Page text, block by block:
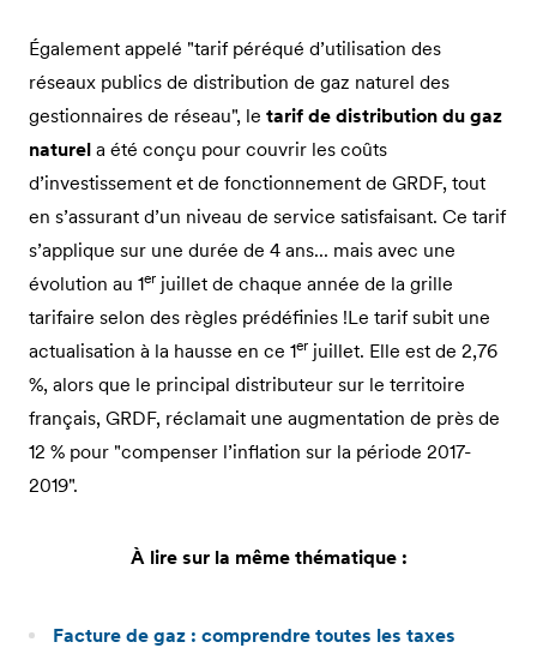
Également appelé "tarif péréqué d’utilisation des
réseaux publics de distribution de gaz naturel des
gestionnaires de réseau", le tarif de distribution du gaz
naturel a été conçu pour couvrir les coûts
d’investissement et de fonctionnement de GRDF, tout
en s’assurant d’un niveau de service satisfaisant. Ce tarif
s’applique sur une durée de 4 ans... mais avec une
évolution au 1er juillet de chaque année de la grille
tarifaire selon des règles prédéfinies !Le tarif subit une
actualisation à la hausse en ce 1er juillet. Elle est de 2,76
%, alors que le principal distributeur sur le territoire
français, GRDF, réclamait une augmentation de près de
12 % pour "compenser l’inflation sur la période 2017-
2019".
À lire sur la même thématique :
Facture de gaz : comprendre toutes les taxes